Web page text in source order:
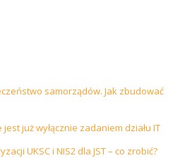
samorządów. Jak zbudować
już wyłącznie zadaniem działu IT
UKSC i NIS2 dla JST – co zrobić?